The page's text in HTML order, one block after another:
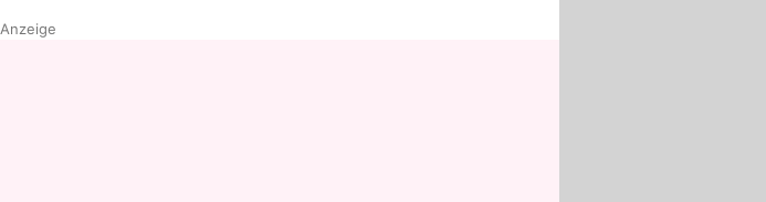
Anzeige